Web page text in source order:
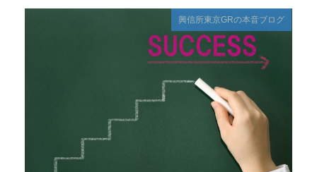
興信所東京GRの本音ブログ